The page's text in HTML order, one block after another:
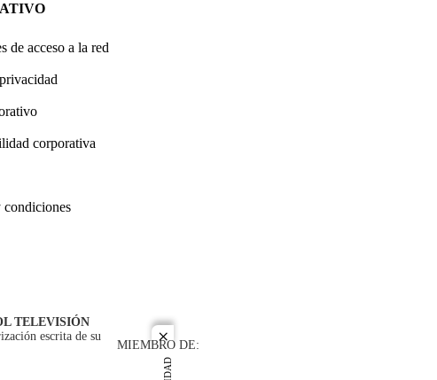
close
de acceso a la red
corporativa
TELEVISIÓN
escrita de su
MIEMBRO DE: